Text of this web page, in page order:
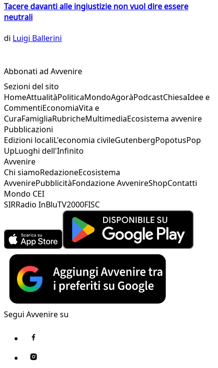
Tacere davanti alle ingiustizie non vuol dire essere
neutrali
di Luigi Ballerini
Abbonati ad Avvenire
Sezioni del sito
HomeAttualitàPoliticaMondoAgoràPodcastChiesaIdee e
CommentiEconomiaVita e
CuraFamigliaRubricheMultimediaEcosistema avvenire
Pubblicazioni
Edizioni localiL'economia civileGutenbergPopotusPop
UpLuoghi dell'Infinito
Avvenire
Chi siamoRedazioneEcosistema
AvvenirePubblicitàFondazione AvvenireShopContatti
Mondo CEI
SIRRadio InBluTV2000FISC
Segui Avvenire su